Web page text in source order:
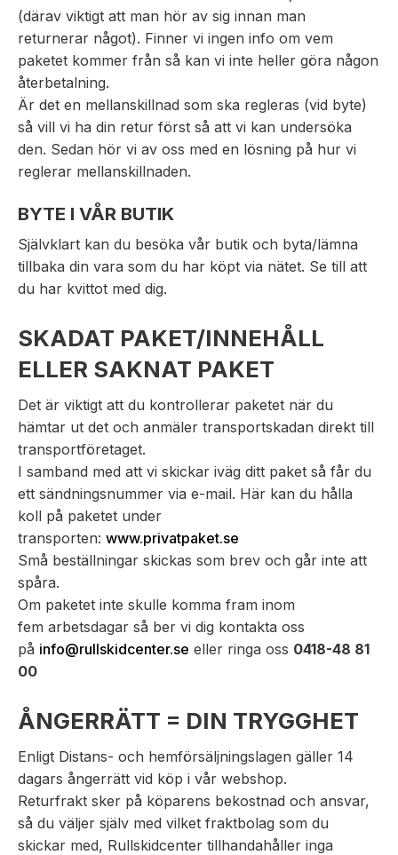
(därav viktigt att man hör av sig innan man
returnerar något). Finner vi ingen info om vem
paketet kommer från så kan vi inte heller göra någon
återbetalning.
Är det en mellanskillnad som ska regleras (vid byte)
så vill vi ha din retur först så att vi kan undersöka
den. Sedan hör vi av oss med en lösning på hur vi
reglerar mellanskillnaden.
BYTE I VÅR BUTIK
Självklart kan du besöka vår butik och byta/lämna
tillbaka din vara som du har köpt via nätet. Se till att
du har kvittot med dig.
SKADAT PAKET/INNEHÅLL
ELLER SAKNAT PAKET
Det är viktigt att du kontrollerar paketet när du
hämtar ut det och anmäler transportskadan direkt till
transportföretaget.
I samband med att vi skickar iväg ditt paket så får du
ett sändningsnummer via e-mail. Här kan du hålla
koll på paketet under
transporten: www.privatpaket.se
Små beställningar skickas som brev och går inte att
spåra.
Om paketet inte skulle komma fram inom
fem arbetsdagar så ber vi dig kontakta oss
på info@rullskidcenter.se eller ringa oss 0418-48 81
00
ÅNGERRÄTT = DIN TRYGGHET
Enligt Distans- och hemförsäljningslagen gäller 14
dagars ångerrätt vid köp i vår webshop.
Returfrakt sker på köparens bekostnad och ansvar,
så du väljer själv med vilket fraktbolag som du
skickar med, Rullskidcenter tillhandahåller inga